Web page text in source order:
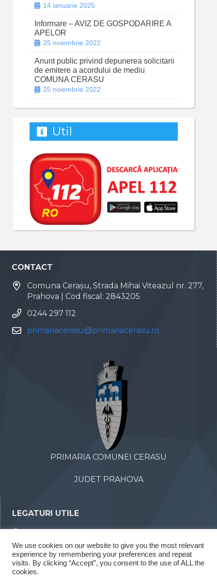
14 ianuarie 2025
Informare – AVIZ DE GOSPODARIRE A
APELOR
25 noiembrie 2022
Anunt public privind depunerea solicitarii
de emitere a acordului de mediu
COMUNA CERASU
25 noiembrie 2022
Util
CONTACT
Comuna Cerașu, Strada Mihai Viteazul nr. 277,
Prahova | Cod fiscal: 2843205
0244 297 112
primariacerasu@primariacerasu.ro
PRIMARIA COMUNEI CERASU
JUDET PRAHOVA
LEGATURI UTILE
Declaratii de interese
Rapoarte legea 52/2003
We use cookies on our website to give you the most relevant
experience by remembering your preferences and repeat
visits. By clicking “Accept”, you consent to the use of ALL the
cookies.